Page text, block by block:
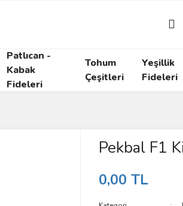
Patlıcan -
Kabak
Fideleri
Tohum
Çeşitleri
Yeşillik
Fideleri
Pekbal F1
0,00 TL